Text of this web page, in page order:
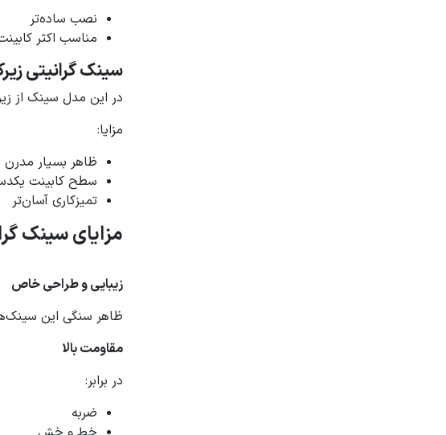
نصب ساده‌تر
مناسب اکثر
سینک گرانیتی
در این مدل سینک از
مزایا:
ظاهر بسیار مدرن
سطح کابینت
تمیزکاری آسان‌تر
مزایای سینک
زیبایی و طراحی خاص
ظاهر سنگی این
مقاومت بالا
در برابر:
ضربه